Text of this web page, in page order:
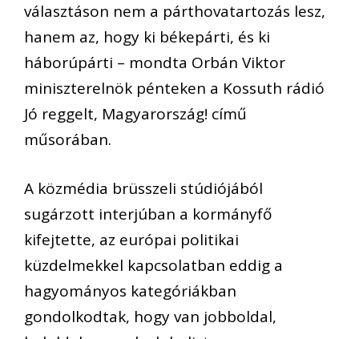
választáson nem a párthovatartozás lesz,
hanem az, hogy ki békepárti, és ki
háborúpárti – mondta Orbán Viktor
miniszterelnök pénteken a Kossuth rádió
Jó reggelt, Magyarország! című
műsorában.
A közmédia brüsszeli stúdiójából
sugárzott interjúban a kormányfő
kifejtette, az európai politikai
küzdelmekkel kapcsolatban eddig a
hagyományos kategóriákban
gondolkodtak, hogy van jobboldal,